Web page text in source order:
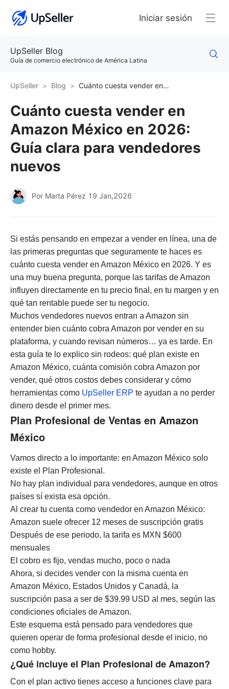
Iniciar sesión
UpSeller Blog
Guía de comercio electrónico de América Latina
UpSeller Blog Cuánto cuesta vender en Amazon México en 2026: Guía clara para vendedores nuevos
Cuánto cuesta vender en
Amazon México en 2026:
Guía clara para vendedores
nuevos
Por Marta Pérez 19 Jan,2026
Si estás pensando en empezar a vender en línea, una de
las primeras preguntas que seguramente te haces es
cuánto cuesta vender en Amazon México en 2026. Y es
una muy buena pregunta, porque las tarifas de Amazon
influyen directamente en tu precio final, en tu margen y en
qué tan rentable puede ser tu negocio.
Muchos vendedores nuevos entran a Amazon sin
entender bien cuánto cobra Amazon por vender en su
plataforma, y cuando revisan números… ya es tarde. En
esta guía te lo explico sin rodeos: qué plan existe en
Amazon México, cuánta comisión cobra Amazon por
vender, qué otros costos debes considerar y cómo
herramientas como UpSeller ERP te ayudan a no perder
dinero desde el primer mes.
Plan Profesional de Ventas en Amazon
México
Vamos directo a lo importante: en Amazon México solo
existe el Plan Profesional.
No hay plan individual para vendedores, aunque en otros
países sí exista esa opción.
Al crear tu cuenta como vendedor en Amazon México:
Amazon suele ofrecer 12 meses de suscripción gratis
Después de ese periodo, la tarifa es MXN $600
mensuales
El cobro es fijo, vendas mucho, poco o nada
Ahora, si decides vender con la misma cuenta en
Amazon México, Estados Unidos y Canadá, la
suscripción pasa a ser de $39.99 USD al mes, según las
condiciones oficiales de Amazon.
Este esquema está pensado para vendedores que
quieren operar de forma profesional desde el inicio, no
como hobby.
¿Qué incluye el Plan Profesional de Amazon?
Con el plan activo tienes acceso a funciones clave para